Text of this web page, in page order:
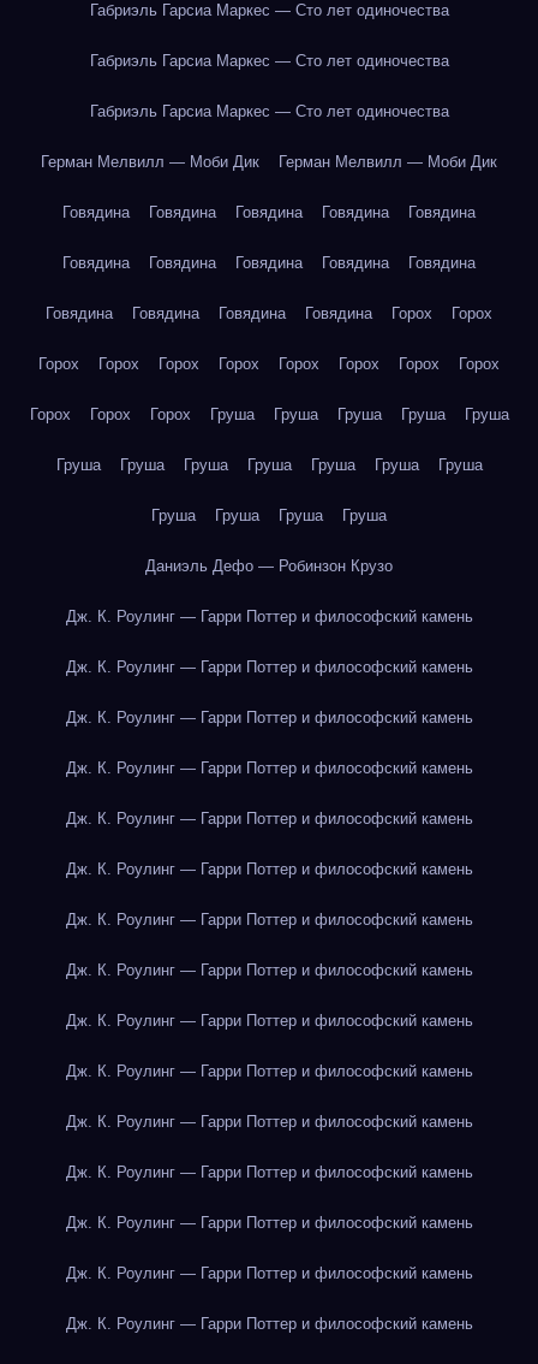
Габриэль Гарсиа Маркес — Сто лет одиночества
Габриэль Гарсиа Маркес — Сто лет одиночества
Габриэль Гарсиа Маркес — Сто лет одиночества
Герман Мелвилл — Моби Дик Герман Мелвилл — Моби Дик
Говядина Говядина Говядина Говядина Говядина
Говядина Говядина Говядина Говядина Говядина
Говядина Говядина Говядина Говядина Горох Горох
Горох Горох Горох Горох Горох Горох Горох Горох
Горох Горох Горох Груша Груша Груша Груша Груша
Груша Груша Груша Груша Груша Груша Груша
Груша Груша Груша Груша
Даниэль Дефо — Робинзон Крузо
Дж. К. Роулинг — Гарри Поттер и философский камень
Дж. К. Роулинг — Гарри Поттер и философский камень
Дж. К. Роулинг — Гарри Поттер и философский камень
Дж. К. Роулинг — Гарри Поттер и философский камень
Дж. К. Роулинг — Гарри Поттер и философский камень
Дж. К. Роулинг — Гарри Поттер и философский камень
Дж. К. Роулинг — Гарри Поттер и философский камень
Дж. К. Роулинг — Гарри Поттер и философский камень
Дж. К. Роулинг — Гарри Поттер и философский камень
Дж. К. Роулинг — Гарри Поттер и философский камень
Дж. К. Роулинг — Гарри Поттер и философский камень
Дж. К. Роулинг — Гарри Поттер и философский камень
Дж. К. Роулинг — Гарри Поттер и философский камень
Дж. К. Роулинг — Гарри Поттер и философский камень
Дж. К. Роулинг — Гарри Поттер и философский камень